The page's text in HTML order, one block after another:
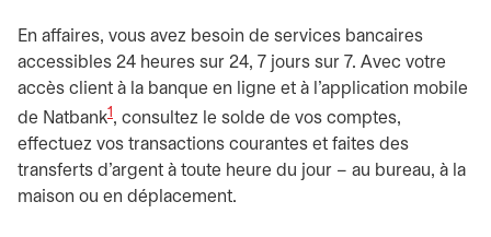
En affaires, vous avez besoin de services bancaires
accessibles 24 heures sur 24, 7 jours sur 7. Avec votre
accès client à la banque en ligne et à l’application mobile
de Natbank1 , consultez le solde de vos comptes,
effectuez vos transactions courantes et faites des
transferts d’argent à toute heure du jour – au bureau, à la
maison ou en déplacement.